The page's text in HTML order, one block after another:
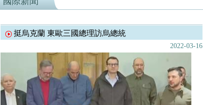
挺烏克蘭 東歐三國總理訪烏總統
2022-03-16